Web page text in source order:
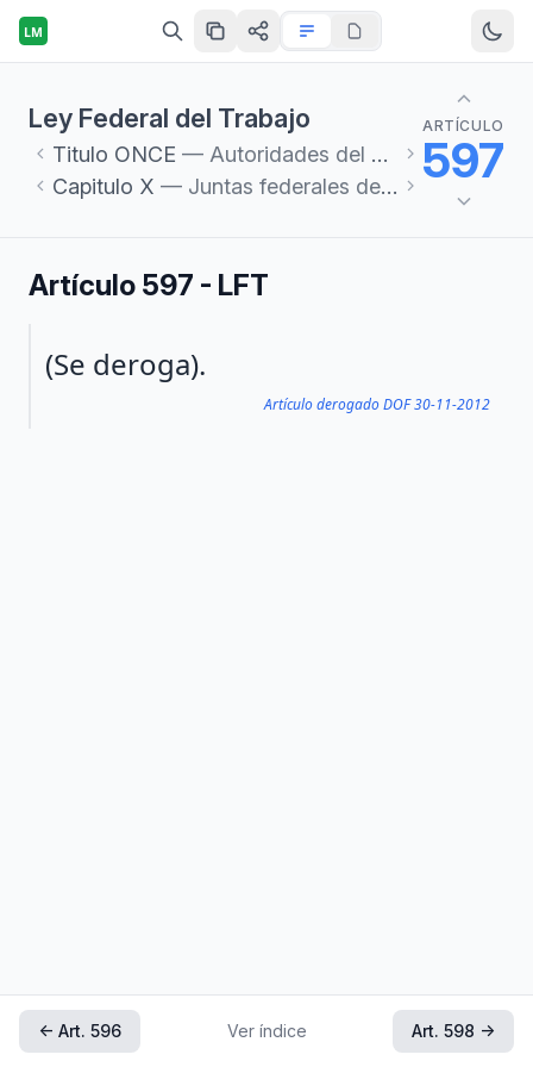
LM
Ley Federal del Trabajo
Titulo ONCE — Autoridades del Trabajo y Servicios Sociales
Capitulo X — Juntas federales de conciliación
ARTÍCULO
597
Artículo 597 - LFT
Párrafo 1
(Se deroga).
Artículo derogado DOF 30-11-2012
← Art. 596 Ver índice Art. 598 →